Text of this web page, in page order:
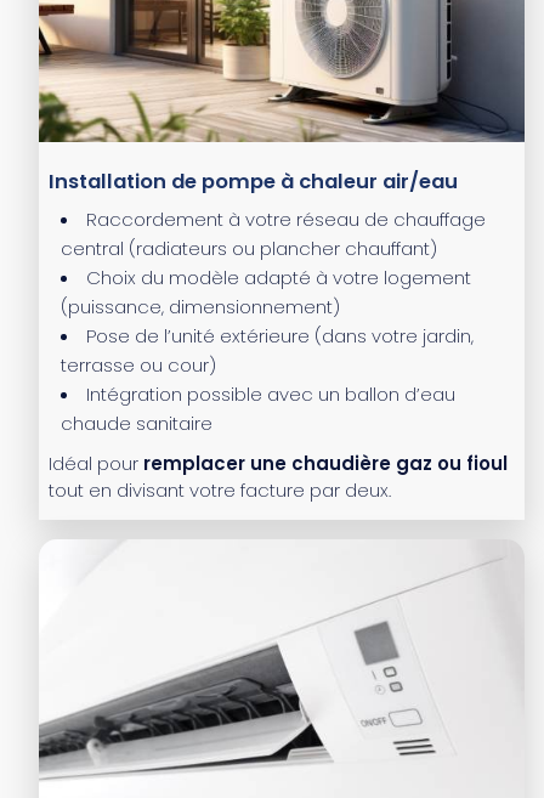
Installation de pompe à chaleur air/eau
Raccordement à votre réseau de chauffage
central (radiateurs ou plancher chauffant)
Choix du modèle adapté à votre logement
(puissance, dimensionnement)
Pose de l’unité extérieure (dans votre jardin,
terrasse ou cour)
Intégration possible avec un ballon d’eau
chaude sanitaire
Idéal pour remplacer une chaudière gaz ou fioul
tout en divisant votre facture par deux.